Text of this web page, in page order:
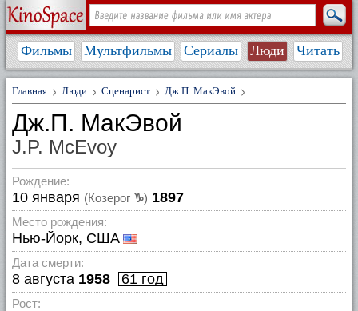
Фильмы Мультфильмы Сериалы Люди Читать
Главная Люди Сценарист Дж.П. МакЭвой
Дж.П. МакЭвой
J.P. McEvoy
Рождение:
10 января (Козерог ♑) 1897
Место рождения:
Нью-Йорк, США
Дата смерти:
8 августа 1958 61 год
Рост: